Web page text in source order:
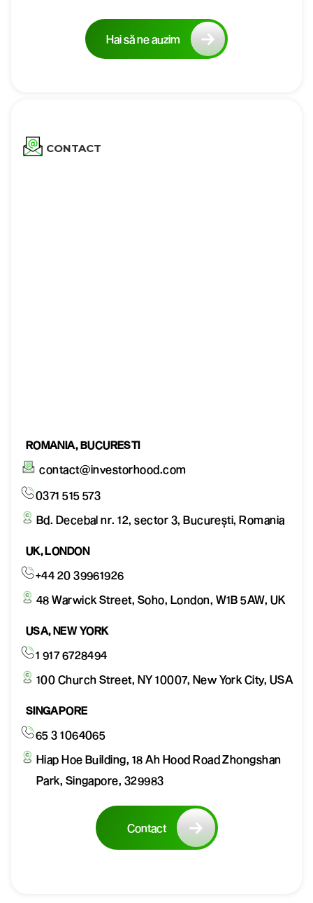
Hai să ne auzim
CONTACT
ROMANIA, BUCURESTI
contact@investorhood.com
0371 515 573
Bd. Decebal nr. 12, sector 3, București, Romania
UK, LONDON
+44 20 39961926
48 Warwick Street, Soho, London, W1B 5AW, UK
USA, NEW YORK
1 917 6728494
100 Church Street, NY 10007, New York City, USA
SINGAPORE
65 3 1064065
Hiap Hoe Building, 18 Ah Hood Road Zhongshan
Park, Singapore, 329983
Contact